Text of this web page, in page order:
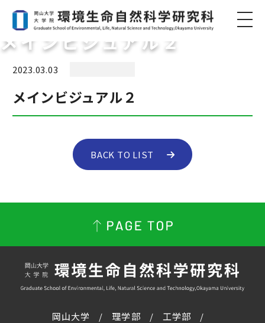
メインビジュアル２
2023.03.03
メインビジュアル２
BACK TO LIST
岡山大学 理学部
工学部